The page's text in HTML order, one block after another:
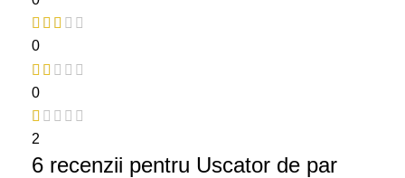
0
0
2
6 recenzii pentru Uscator de par